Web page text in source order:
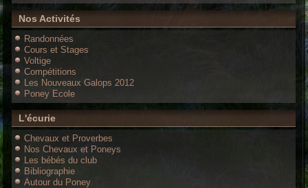
Nos Activités
Randonnées
Cours et Stages
Voltige
Compétitions
Les Nouveaux Galops 2012
Poney Ecole
L'écurie
Chevaux et Proverbes
Nos Chevaux et Poneys
Les bébés du club
Bibliographie
Autour du Poney